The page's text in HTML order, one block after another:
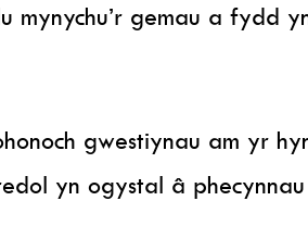
mynychu’r gemau a fydd
gwestiynau am yr
yn ogystal â